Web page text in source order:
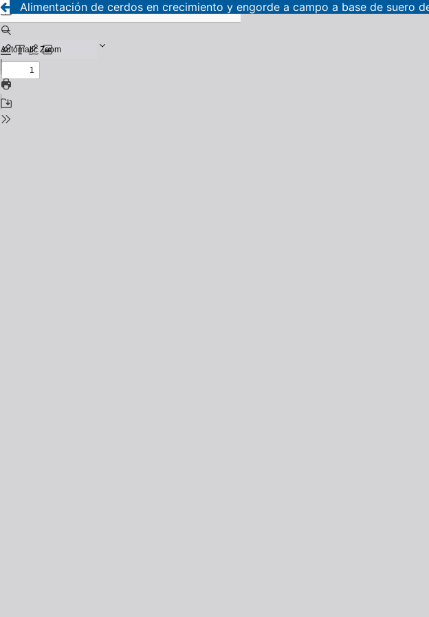
Alimentación de cerdos en crecimiento y engorde a campo a base de suero